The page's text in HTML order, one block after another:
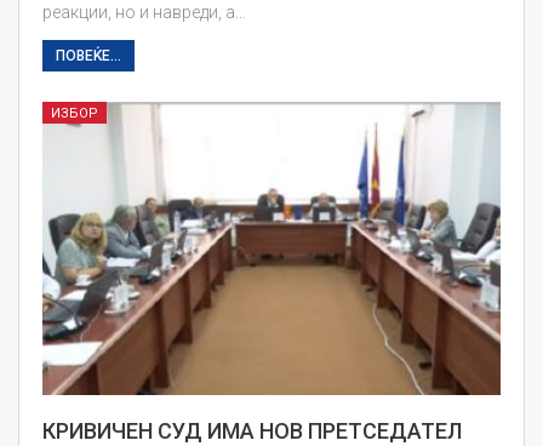
реакции, но и навреди, а…
ПОВЕЌЕ...
ИЗБОР
КРИВИЧЕН СУД ИМА НОВ ПРЕТСЕДАТЕЛ